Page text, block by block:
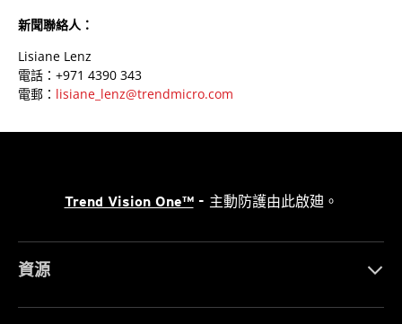
新聞聯絡人：
Lisiane Lenz
電話：+971 4390 343
電郵： lisiane_lenz@trendmicro.com
Trend Vision One™- 主動防護由此啟廸。
資源